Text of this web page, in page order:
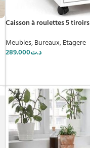
Caisson à roulettes 5 tiroirs
Meubles,Bureaux,Etagere
د.ت289.000